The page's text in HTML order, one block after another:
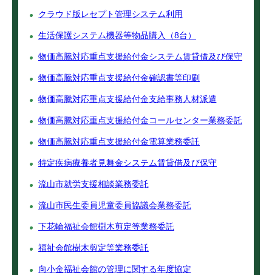
クラウド版レセプト管理システム利用
生活保護システム機器等物品購入（8台）
物価高騰対応重点支援給付金システム賃貸借及び保守
物価高騰対応重点支援給付金確認書等印刷
物価高騰対応重点支援給付金支給事務人材派遣
物価高騰対応重点支援給付金コールセンター業務委託
物価高騰対応重点支援給付金電算業務委託
特定疾病療養者見舞金システム賃貸借及び保守
流山市就労支援相談業務委託
流山市民生委員児童委員協議会業務委託
下花輪福祉会館樹木剪定等業務委託
福祉会館樹木剪定等業務委託
向小金福祉会館の管理に関する年度協定